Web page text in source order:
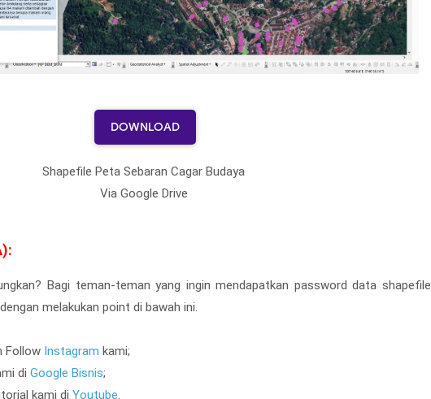
DOWNLOAD
Shapefile Peta Sebaran Cagar Budaya
Via Google Drive
Bagi teman-teman yang ingin mendapatkan password data shapefile
melakukan point di bawah ini.
Follow Instagram kami;
di Google Bisnis;
kami di Youtube